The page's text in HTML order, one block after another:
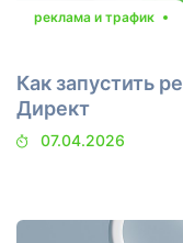
реклама и трафик
Как запустить
Директ
07.04.2026